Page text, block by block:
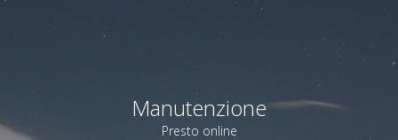
Manutenzione
Presto online